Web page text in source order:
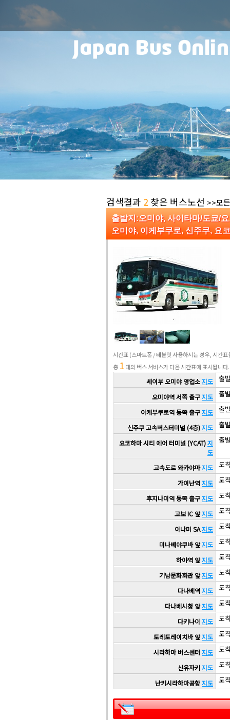
검색결과 2 찾은 버스노선 >>모
출발지:오미야, 사이타마/도쿄/
오미야, 이케부쿠로, 신주쿠, 요
시간표(스마트폰 / 태블릿 사용하시는 경우, 시간
총 1 대의 버스 서비스가 다음 시간표에 표시됩니다.
세이부 오미야 영업소지도 출
오미야역 서쪽 출구지도 출
이케부쿠로역 동쪽 출구지도 출
신주쿠 고속버스터미널 (4층)지도 출
요코하마 시티 에어 터미널 (YCAT)지
도
출
고속도로 와카야마지도 도
가이난역지도 도
후지나미역 동쪽 출구지도 도
고보 IC 앞지도 도
이나미 SA지도 도
미나베야쿠바 앞지도 도
하야역 앞지도 도
기남문화회관 앞지도 도
다나베역지도 도
다나베시청 앞지도 도
다키나이 지도 도
토레토레이치바 앞지도 도
시라하마 버스센터 지도 도
신유자키지도 도
난키시라하마공항지도 도